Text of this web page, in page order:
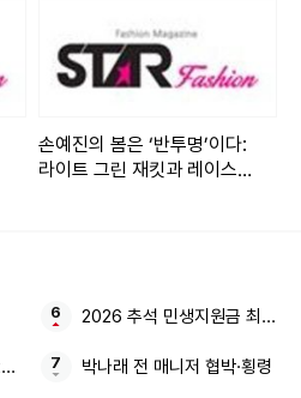
손예진의 봄은 ‘반투명’이다:
라이트 그린 재킷과 레이스
7차(10단지) 분양가상한제
2026 추석 민생지원금 최대
박나래 전 매니저 협박·횡령